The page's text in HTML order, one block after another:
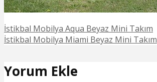
İstikbal Mobilya Aqua Beyaz Mini Takım
İstikbal Mobilya Miami Beyaz Mini Takım
Yorum Ekle